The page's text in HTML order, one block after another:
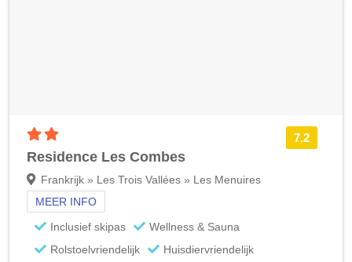
7.2
Residence Les Combes
Frankrijk » Les Trois Vallées » Les Menuires
MEER INFO
Inclusief skipas
Wellness & Sauna
Rolstoelvriendelijk
Huisdiervriendelijk